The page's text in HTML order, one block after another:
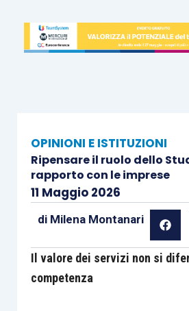
OPINIONI E ISTITUZIONI
Ripensare il ruolo dello
rapporto con le imprese
11 Maggio 2026
di Milena Montanari
Il valore dei servizi non si
competenza